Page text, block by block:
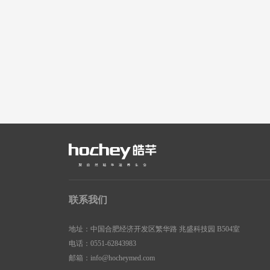
联系我们
地址：中国合肥经济开发区繁华路 兆盛科技园 B504室
电话：0551-62843983
邮箱： info@hocheymed.com